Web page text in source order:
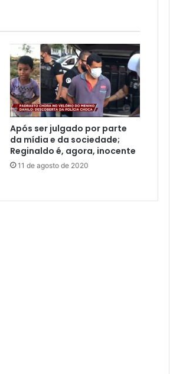
Após ser julgado por parte
da mídia e da sociedade;
Reginaldo é, agora, inocente
11 de agosto de 2020